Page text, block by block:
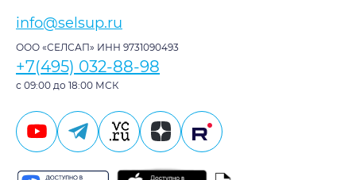
info@selsup.ru
ООО «СЕЛСАП» ИНН 9731090493
+7(495) 032-88-98
с 09:00 до 18:00 МСК